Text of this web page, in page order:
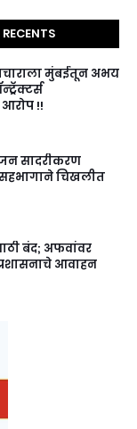
RECENTS
मुंबईतून अभय
!!
सादरीकरण
चिखलीत
बंद; अफवांवर
आवाहन